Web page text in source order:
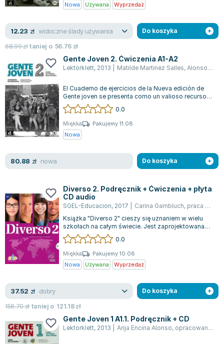
Książki do nauk przyrodniczych dla studentów
Książki do nauk społecznych dla studentów
Książki do nauk ścisłych dla studentów
Prawo - książki dla studentów
Technologia żywności - książki
Zarządzanie i marketing - książki
Nauka języków obcych - książki
Podręczniki dla nauczycieli - metodyka
Repetytoria, testy i materiały pomocnicze
Wanda Chotomska
Józef Ignacy Kraszewski
Clive Staples Lewis
Martyna Wojciechowska
Melissa De la Cruz
Blanka Lipińska
Jaś Kapela
Agatha Christie
Marcin Kowalczyk
Joanna Jabłczyńska
Piotr Kościelny
Jan Piński
Zygmunt Freud
Agata Passent
Michel Moran
Katarzyna Miller
Antoine de Saint Exupery
Lew Tołstoj
Mark Twain
Nowa
Używana Wyprzedaż
12.23 zł widoczne ślady używania
68.99złtaniej o 56.76 zł
Do koszyka
Gente Joven 2. Ćwiczenia A1-A2
Lektorklett, 2013 Matilde Martinez Salles, Alonso Arija Encina
El Cuaderno de ejercicios de la Nueva edición de
Gente joven se presenta como un valioso recurso
tanto para las clases como para e...
0.0
Miękka
Pakujemy 11.08
Nowa
80.88 zł nowa Do koszyka
Diverso 2. Podręcznik + Ćwiczenia + płyta
CD audio
SGEL-Educacion, 2017 Carina Gambluch, praca zbiorowa
Książka "Diverso 2" cieszy się uznaniem w wielu
szkołach na całym świecie. Jest zaprojektowana
tak, aby wspierać współpracę pomięd...
0.0
Miękka
Pakujemy 10.08
Nowa
Używana Wyprzedaż
37.52 zł dobry
158.70zł taniej o 121.18zł
Do koszyka
Gente Joven 1 A1.1. Podręcznik + CD
Lektorklett, 2013 Arija Encina Alonso, opracowanie zbiorowe